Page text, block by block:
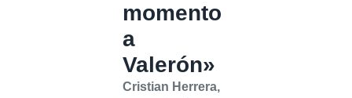
momento
a
Valerón»
Cristian Herrera,